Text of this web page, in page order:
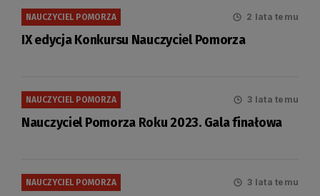
NAUCZYCIEL POMORZA 2 lata temu
IX edycja Konkursu Nauczyciel Pomorza
NAUCZYCIEL POMORZA 3 lata temu
Nauczyciel Pomorza Roku 2023. Gala finałowa
NAUCZYCIEL POMORZA 3 lata temu